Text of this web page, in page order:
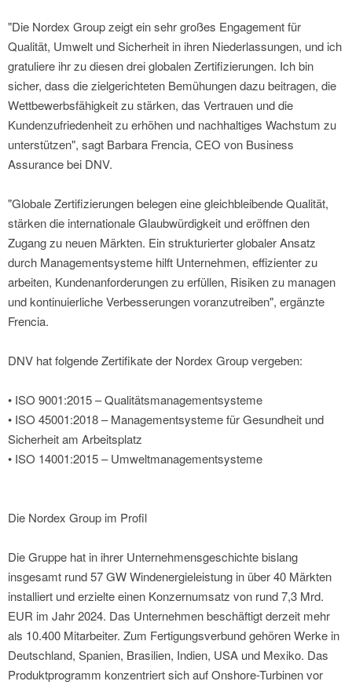
"Die Nordex Group zeigt ein sehr großes Engagement für
Qualität, Umwelt und Sicherheit in ihren Niederlassungen, und ich
gratuliere ihr zu diesen drei globalen Zertifizierungen. Ich bin
sicher, dass die zielgerichteten Bemühungen dazu beitragen, die
Wettbewerbsfähigkeit zu stärken, das Vertrauen und die
Kundenzufriedenheit zu erhöhen und nachhaltiges Wachstum zu
unterstützen", sagt Barbara Frencia, CEO von Business
Assurance bei DNV.
"Globale Zertifizierungen belegen eine gleichbleibende Qualität,
stärken die internationale Glaubwürdigkeit und eröffnen den
Zugang zu neuen Märkten. Ein strukturierter globaler Ansatz
durch Managementsysteme hilft Unternehmen, effizienter zu
arbeiten, Kundenanforderungen zu erfüllen, Risiken zu managen
und kontinuierliche Verbesserungen voranzutreiben", ergänzte
Frencia.
DNV hat folgende Zertifikate der Nordex Group vergeben:
• ISO 9001:2015 – Qualitätsmanagementsysteme
• ISO 45001:2018 – Managementsysteme für Gesundheit und
Sicherheit am Arbeitsplatz
• ISO 14001:2015 – Umweltmanagementsysteme
Die Nordex Group im Profil
Die Gruppe hat in ihrer Unternehmensgeschichte bislang
insgesamt rund 57 GW Windenergieleistung in über 40 Märkten
installiert und erzielte einen Konzernumsatz von rund 7,3 Mrd.
EUR im Jahr 2024. Das Unternehmen beschäftigt derzeit mehr
als 10.400 Mitarbeiter. Zum Fertigungsverbund gehören Werke in
Deutschland, Spanien, Brasilien, Indien, USA und Mexiko. Das
Produktprogramm konzentriert sich auf Onshore-Turbinen vor